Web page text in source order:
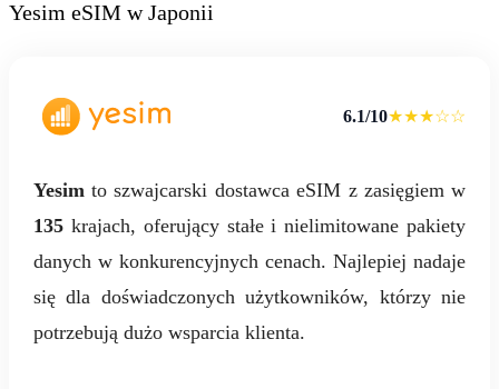
Yesim eSIM w Japonii
6.1/10★★★☆☆
Yesim to szwajcarski dostawca eSIM z zasięgiem w
135krajach, oferujący stałe i nielimitowane pakiety
danych w konkurencyjnych cenach. Najlepiej nadaje
się dla doświadczonych użytkowników, którzy nie
potrzebują dużo wsparcia klienta.